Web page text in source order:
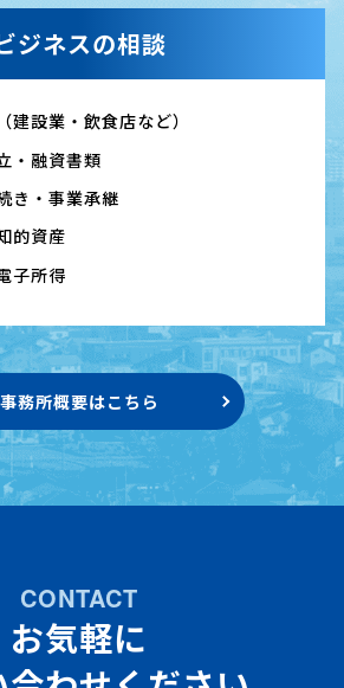
ジネスの相談
建設業・飲食店など）
・融資書類
き・事業承継
的資産
子所得
事務所概要はこちら
CONTACT
お気軽に